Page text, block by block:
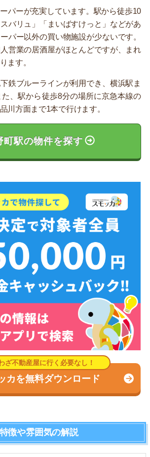
パーが充実しています。駅から徒歩10
バリュ」「まいばすけっと」などがあ
パー以外の買い物施設が少ないです。
営業の居酒屋がほとんどですが、まれ
ます。
鉄ブルーラインが利用でき、横浜駅ま
、駅から徒歩8分の場所に京急本線の
川方面まで1本で行けます。
町駅の物件を探す
カを無料ダウンロード
徴や雰囲気の解説